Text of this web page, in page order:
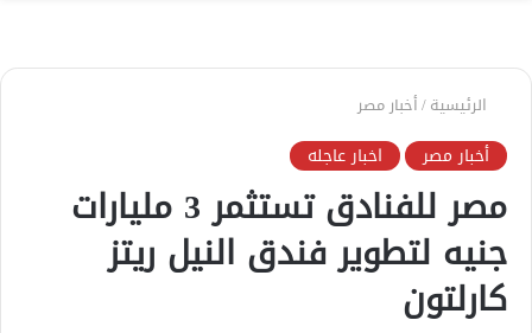
الرئيسية/أخبار مصر
أخبار مصر اخبار عاجله
مصر للفنادق تستثمر 3 مليارات
جنيه لتطوير فندق النيل ريتز
كارلتون